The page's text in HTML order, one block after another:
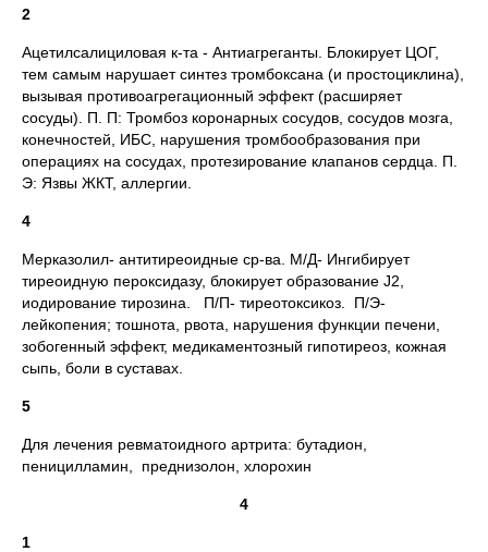
2
Ацетилсалициловая к-та - Антиагреганты. Блокирует ЦОГ,
тем самым нарушает синтез тромбоксана (и простоциклина),
вызывая противоагрегационный эффект (расширяет
сосуды). П. П: Тромбоз коронарных сосудов, сосудов мозга,
конечностей, ИБС, нарушения тромбообразования при
операциях на сосудах, протезирование клапанов сердца. П.
Э: Язвы ЖКТ, аллергии.
4
Мерказолил- антитиреоидные ср-ва. М/Д- Ингибирует
тиреоидную пероксидазу, блокирует образование J2,
иодирование тирозина. П/П- тиреотоксикоз. П/Э-
лейкопения; тошнота, рвота, нарушения функции печени,
зобогенный эффект, медикаментозный гипотиреоз, кожная
сыпь, боли в суставах.
5
Для лечения ревматоидного артрита: бутадион,
пеницилламин, преднизолон, хлорохин
4
1